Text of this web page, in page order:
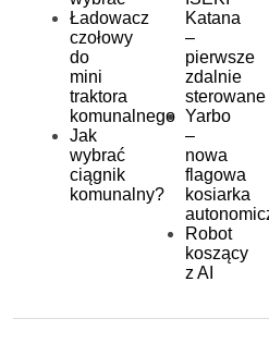
Ładowacz
czołowy
do
mini
traktora
komunalnego
Jak
wybrać
ciągnik
komunalny?
Katana
–
pierwsze
zdalnie
sterowane
Yarbo
–
nowa
flagowa
kosiarka
Robot
koszący
z AI